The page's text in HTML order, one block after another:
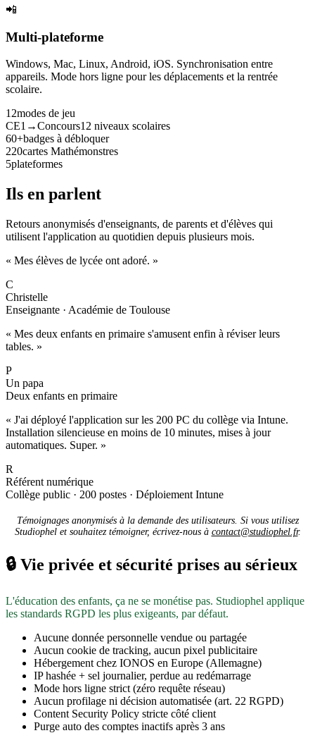
📲
Multi-plateforme
Windows, Mac, Linux, Android, iOS. Synchronisation entre
appareils. Mode hors ligne pour les déplacements et la rentrée
scolaire.
12modes de jeu
CE1→Concours12 niveaux scolaires
60+badges à débloquer
220cartes Mathémonstres
5plateformes
Ils en parlent
Retours anonymisés d'enseignants, de parents et d'élèves qui
utilisent l'application au quotidien depuis plusieurs mois.
« Mes élèves de lycée ont adoré. »
C
Christelle
Enseignante · Académie de Toulouse
« Mes deux enfants en primaire s'amusent enfin à réviser leurs
tables. »
P
Un papa
Deux enfants en primaire
« J'ai déployé l'application sur les 200 PC du collège via Intune.
Installation silencieuse en moins de 10 minutes, mises à jour
automatiques. Super. »
R
Référent numérique
Collège public · 200 postes · Déploiement Intune
Témoignages anonymisés à la demande des utilisateurs. Si vous utilisez
Studiophel et souhaitez témoigner, écrivez-nous à contact@studiophel.fr.
🔒 Vie privée et sécurité prises au sérieux
L'éducation des enfants, ça ne se monétise pas. Studiophel applique
les standards RGPD les plus exigeants, par défaut.
Aucune donnée personnelle vendue ou partagée
Aucun cookie de tracking, aucun pixel publicitaire
Hébergement chez IONOS en Europe (Allemagne)
IP hashée + sel journalier, perdue au redémarrage
Mode hors ligne strict (zéro requête réseau)
Aucun profilage ni décision automatisée (art. 22 RGPD)
Content Security Policy stricte côté client
Purge auto des comptes inactifs après 3 ans